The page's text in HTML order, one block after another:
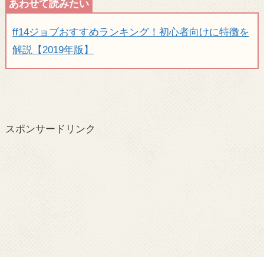
ff14ジョブおすすめランキング！初心者向けに特徴を
解説【2019年版】
スポンサードリンク